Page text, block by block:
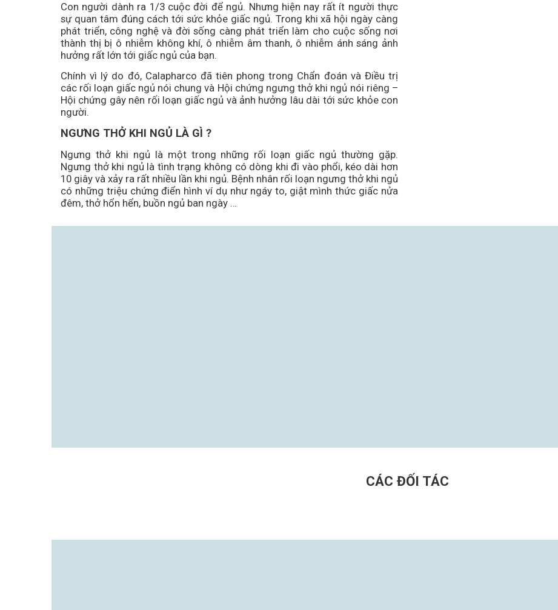
Con người dành ra 1/3 cuộc đời để ngủ. Nhưng hiện nay rất ít người thực
sự quan tâm đúng cách tới sức khỏe giấc ngủ. Trong khi xã hội ngày càng
phát triển, công nghệ và đời sống càng phát triển làm cho cuộc sống nơi
thành thị bị ô nhiễm không khí, ô nhiễm âm thanh, ô nhiễm ánh sáng ảnh
hưởng rất lớn tới giấc ngủ của bạn.
Chính vì lý do đó, Calapharco đã tiên phong trong Chẩn đoán và Điều trị
các rối loạn giấc ngủ nói chung và Hội chứng ngưng thở khi ngủ nói riêng –
Hội chứng gây nên rối loạn giấc ngủ và ảnh hưởng lâu dài tới sức khỏe con
người.
NGƯNG THỞ KHI NGỦ LÀ GÌ ?
Ngưng thở khi ngủ là một trong những rối loạn giấc ngủ thường gặp.
Ngưng thở khi ngủ là tình trạng không có dòng khi đi vào phổi, kéo dài hơn
10 giây và xảy ra rất nhiều lần khi ngủ. Bệnh nhân rối loạn ngưng thở khi ngủ
có những triệu chứng điển hình ví dụ như ngáy to, giật mình thức giấc nửa
đêm, thở hổn hển, buồn ngủ ban ngày …
CÁC ĐỐI TÁC